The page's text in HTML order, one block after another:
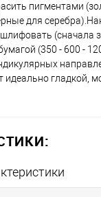
пигментами
для
(сначала
(350 - 600 -
идеально гладкой,